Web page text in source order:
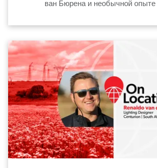
ван Бюрена и необычной